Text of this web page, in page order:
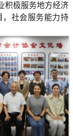
积极服务地方经济
，社会服务能力持